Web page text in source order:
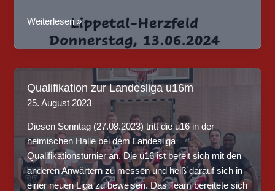
SF
Lippetalschule
3×3-
Tour
Weiterlesen »
Qualifikation zur Landesliga u16m
25. August 2023
Diesen Sonntag (27.08.2023) tritt die u16 in der
heimischen Halle bei dem Landesliga
Qualifikationsturnier an. Die u16 ist bereit sich mit den
anderen Anwärtern zu messen und heiß darauf sich in
einer neuen Liga zu beweisen. Das Team bereitete sich